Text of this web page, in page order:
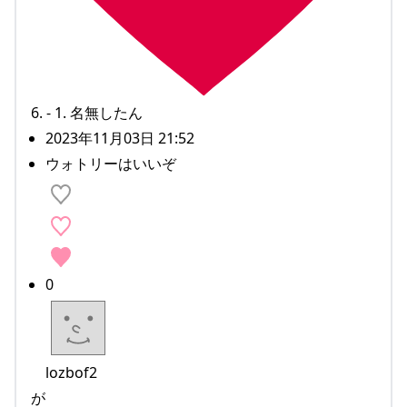
6. - 1. 名無したん
2023年11月03日 21:52
ウォトリーはいいぞ
0
lozbof2
が